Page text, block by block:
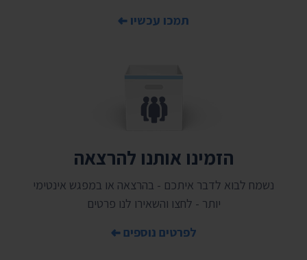
תמכו עכשיו
הזמינו אותנו להרצאה
נשמח לבוא לדבר איתכם - בהרצאה או במפגש אינטימי
יותר - לחצו והשאירו לנו פרטים
לפרטים נוספים